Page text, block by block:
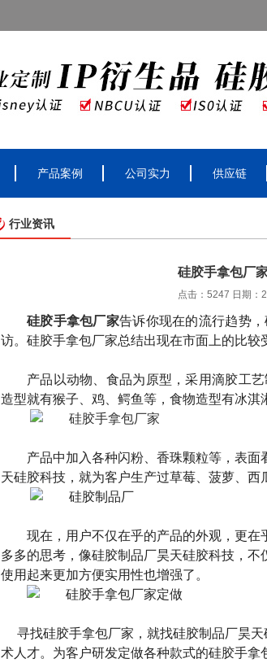
产品案例 公司实力 供应链
行业资讯
硅胶手拿包厂
点击：5247 日期：
硅胶手拿包厂家告诉你现在的流行趋势
访。硅胶手拿包厂家总结出现在市面上的比较
产品以动物、食品为原型，采用滴胶工
造型就有猴子、鸡、鳄鱼等，食物造型有冰淇
产品中加入各种闪粉、香珠颗粒等，表
天硅胶科技，就为客户生产过草莓、菠萝、西
现在，用户不仅在乎的产品的外观，更
多多的思考，像硅胶制品厂昊天硅胶科技，
使用起来更加方便实用性也增强了。
寻找硅胶手拿包厂家，就找硅胶制品厂昊天
术人才。为客户研发定做各种款式的硅胶手